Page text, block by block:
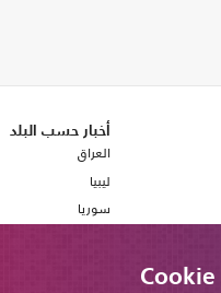
أخبار حسب البلد
العراق
ليبيا
سوريا